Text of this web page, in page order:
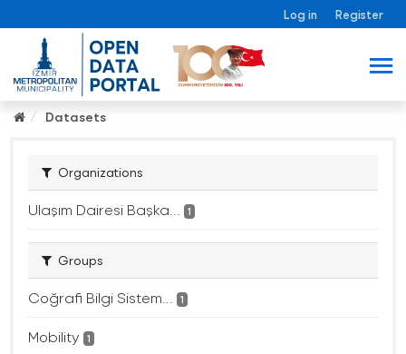
Log in Register
Datasets
Organizations
Ulaşım Dairesi Başka... 1
Groups
Coğrafi Bilgi Sistem... 1
Mobility 1